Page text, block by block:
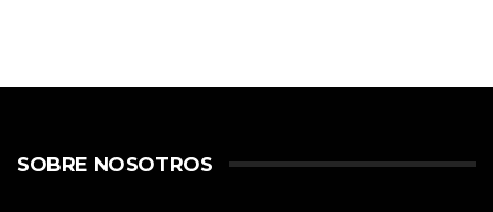
SOBRE NOSOTROS